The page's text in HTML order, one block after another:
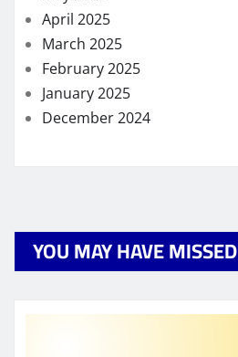
April 2025
March 2025
February 2025
January 2025
December 2024
YOU MAY HAVE MISSED